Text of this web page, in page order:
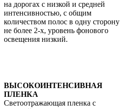
на дорогах с низкой и средней
интенсивностью, с общим
количеством полос в одну сторону
не более 2-х, уровень фонового
освещения низкий.
ВЫСОКОИНТЕНСИВНАЯ
ПЛЕНКА
Светоотражающая пленка с